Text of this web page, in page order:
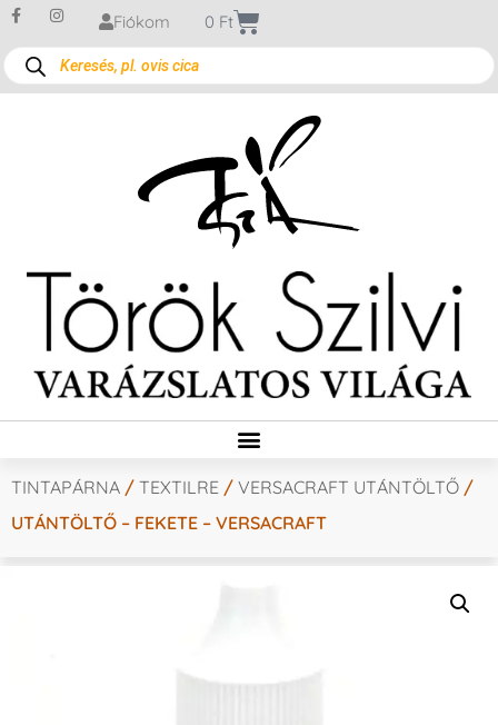
Fiókom 0 Ft
TINTAPÁRNA / TEXTILRE / VERSACRAFT UTÁNTÖLTŐ /
UTÁNTÖLTŐ – FEKETE – VERSACRAFT